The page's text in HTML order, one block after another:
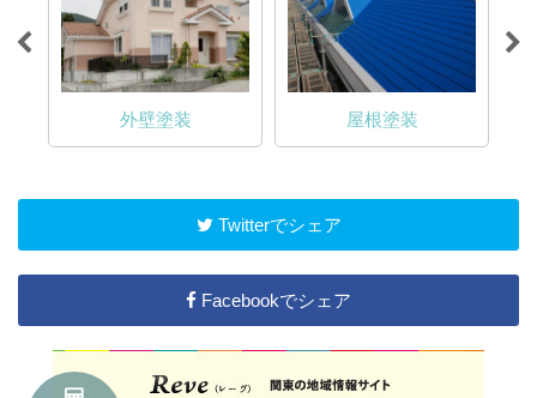
外壁塗装 屋根塗装
Twitterでシェア
Facebookでシェア